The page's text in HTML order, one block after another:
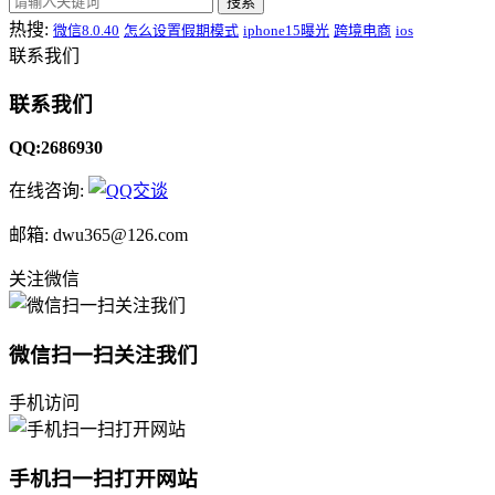
热搜: 微信8.0.40 怎么设置假期模式 iphone15曝光 跨境电商 ios
联系我们
联系我们
QQ:2686930
在线咨询:
邮箱: dwu365@126.com
关注微信
微信扫一扫关注我们
手机访问
手机扫一扫打开网站